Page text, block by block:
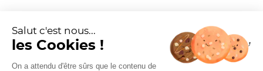
De 13h15 à 13h45
Voir plus
Voir sur Facebook · Partager
Commune Isigny-le-Buat
Salut c'est nous...
les Cookies !
On a attendu d'être sûrs que le contenu de